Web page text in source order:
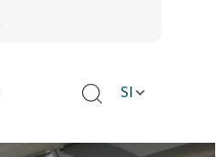
SI